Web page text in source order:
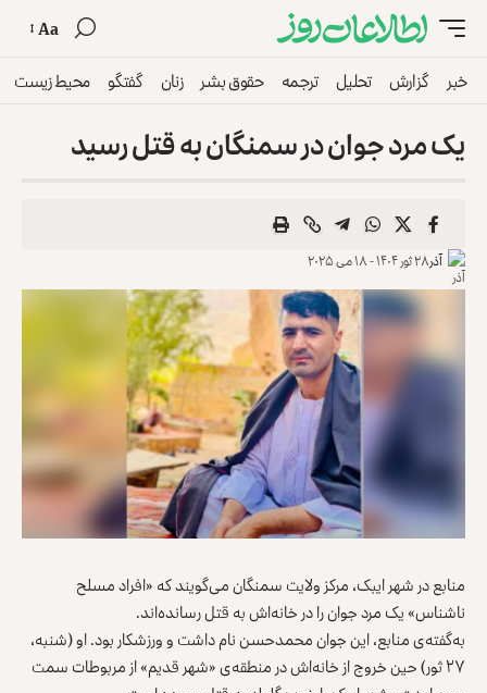
Aa
خبر گزارش تحلیل ترجمه حقوق بشر زنان گفتگو محیط زیست
یک مرد جوان در سمنگان به قتل رسید
آذر۲۸ ثور ۱۴۰۴ - ۱۸ می ۲۰۲۵
منابع در شهر ایبک، مرکز ولایت سمنگان می‌گویند که «افراد مسلح
ناشناس» یک مرد جوان را در خانه‌اش به قتل رسانده‌اند.
به‌گفته‌ی منابع، این جوان محمدحسن نام‌ داشت و ورزشکار بود. او (شنبه،
۲۷ ثور) حین خروج از خانه‌اش در منطقه‌ی «شهر قدیم» از مربوطات سمت